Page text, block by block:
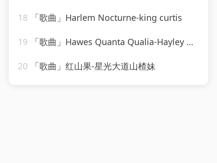
18 「歌曲」Harlem Nocturne-king curtis
19 「歌曲」Hawes Quanta Qualia-Hayley Westenra
20 「歌曲」红山果-星光大道山楂妹